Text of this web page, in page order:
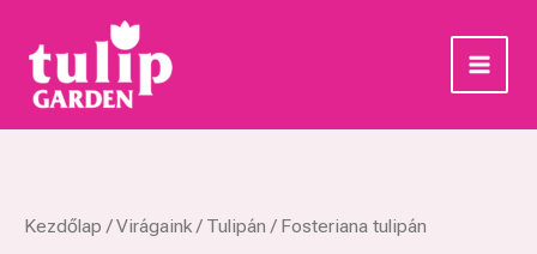
content
Kezdőlap /Virágaink/ Tulipán / Fosteriana tulipán